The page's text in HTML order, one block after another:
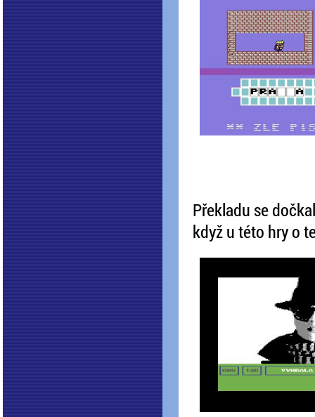
Překladu se
když u této hry o